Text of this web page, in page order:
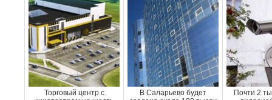
Торговый центр с
В Саларьево будет
Почти 2